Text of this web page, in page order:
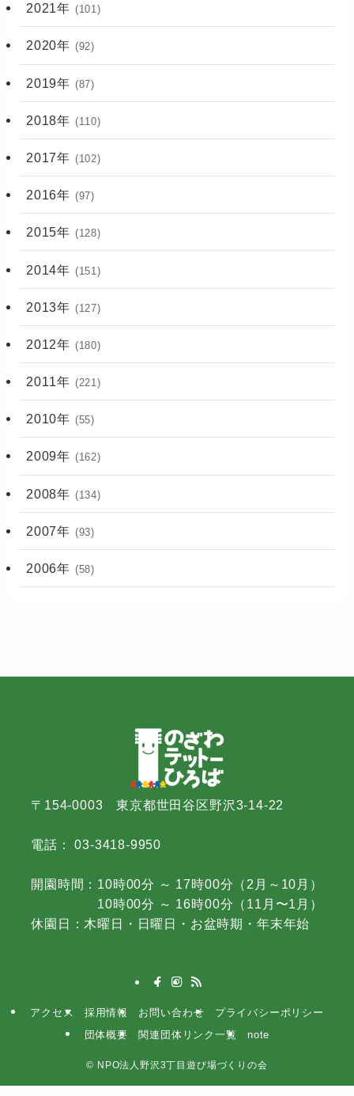
2021年 (101)
2020年 (92)
2019年 (87)
2018年 (110)
2017年 (102)
2016年 (97)
2015年 (128)
2014年 (151)
2013年 (127)
2012年 (180)
2011年 (221)
2010年 (55)
2009年 (162)
2008年 (134)
2007年 (93)
2006年 (58)
〒154-0003 東京都世田谷区野沢3-14-22
電話： 03-3418-9950
開園時間：10時00分 ～ 17時00分（2月～10月）
10時00分 ～ 16時00分（11月〜1月）
休園日：木曜日・日曜日・お盆時期・年末年始
アクセス 採用情報 お問い合わせ
プライバシーポリシー
団体概要
関連団体リンク一覧 note
© NPO法人野沢3丁目遊び場づくりの会